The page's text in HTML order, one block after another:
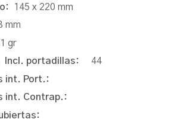
145 x 220 mm
mm
gr
Incl. portadillas: 44
int. Port.:
int. Contrap.: